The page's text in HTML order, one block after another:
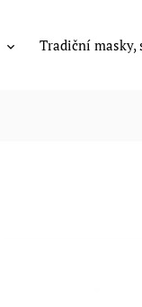
Tradiční masky,